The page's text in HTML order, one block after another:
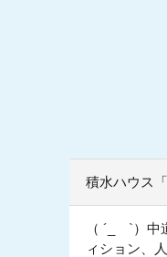
積水ハウス
（ ´_ゝ`）
ィション、